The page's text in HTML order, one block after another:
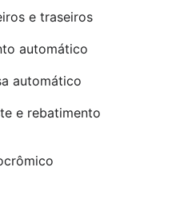
e traseiros
automático
automático
e rebatimento